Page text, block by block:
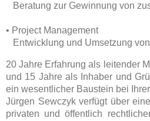
Beratung zur Gewinnung von
• Project Management
Entwicklung und Umsetzung
20 Jahre Erfahrung als leitender
und 15 Jahre als Inhaber und
ein wesentlicher Baustein bei
Jürgen Sewczyk verfügt über
privaten und öffentlich